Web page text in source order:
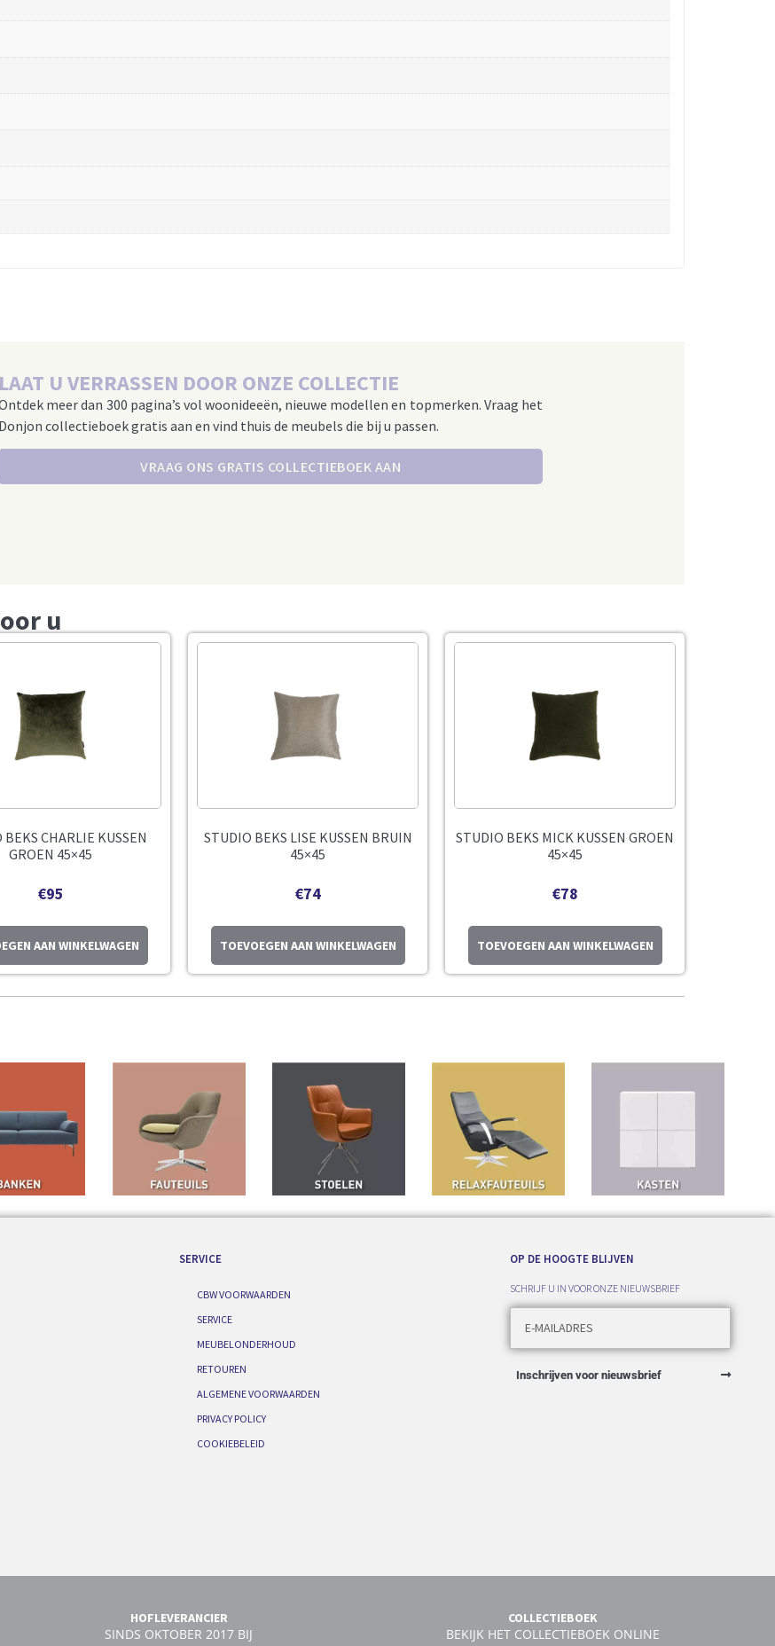
LAAT U VERRASSEN DOOR ONZE COLLECTIE
meer dan 300 pagina’s vol woonideeën, nieuwe modellen en topmerken. Vraag het
Donjon collectieboek gratis aan en vind thuis de meubels die bij u passen.
VRAAG ONS GRATIS COLLECTIEBOEK AAN
u
BEKS CHARLIE KUSSEN
GROEN 45×45
€95
AAN WINKELWAGEN
STUDIO BEKS LISE KUSSEN BRUIN
45×45
€74
TOEVOEGEN AAN WINKELWAGEN
STUDIO BEKS MICK KUSSEN GROEN
45×45
€78
TOEVOEGEN AAN WINKELWAGEN
SERVICE
CBW VOORWAARDEN
SERVICE
MEUBELONDERHOUD
RETOUREN
ALGEMENE VOORWAARDEN
PRIVACY POLICY
COOKIEBELEID
OP DE HOOGTE BLIJVEN
SCHRIJF U IN VOOR ONZE NIEUWSBRIEF
Inschrijven voor nieuwsbrief
HOFLEVERANCIER
SINDS OKTOBER 2017 BIJ
COLLECTIEBOEK
BEKIJK HET COLLECTIEBOEK ONLINE